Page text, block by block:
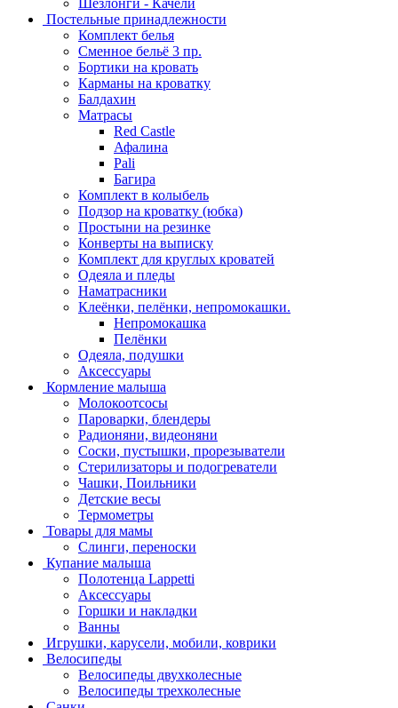
Шезлонги - Качели
Постельные принадлежности
Комплект белья
Сменное бельё 3 пр.
Бортики на кровать
Карманы на кроватку
Балдахин
Матрасы
Red Castle
Афалина
Pali
Багира
Комплект в колыбель
Подзор на кроватку (юбка)
Простыни на резинке
Конверты на выписку
Комплект для круглых кроватей
Одеяла и пледы
Наматрасники
Клеёнки, пелёнки, непромокашки.
Непромокашка
Пелёнки
Одеяла, подушки
Аксессуары
Кормление малыша
Молокоотсосы
Пароварки, блендеры
Радионяни, видеоняни
Соски, пустышки, прорезыватели
Стерилизаторы и подогреватели
Чашки, Поильники
Детские весы
Термометры
Товары для мамы
Слинги, переноски
Купание малыша
Полотенца Lappetti
Аксессуары
Горшки и накладки
Ванны
Игрушки, карусели, мобили, коврики
Велосипеды
Велосипеды двухколесные
Велосипеды трехколесные